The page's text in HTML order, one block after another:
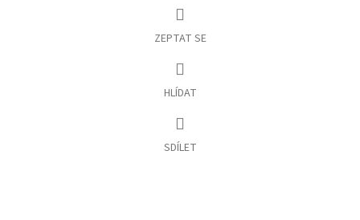
ZEPTAT SE
HLÍDAT
SDÍLET